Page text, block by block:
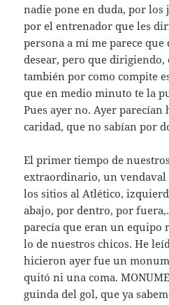
nadie pone en duda, por los
por el entrenador que les
persona a mí me parece que
desear, pero que
también por como compite
que en medio minuto te la
Pues ayer no. Ayer parecían
caridad, que no sabían por
El primer tiempo de
extraordinario, un vendaval
los sitios al Atlético,
abajo, por dentro, por
parecía que eran un equipo
lo de nuestros chicos. He
hicieron ayer fue un
quitó ni una coma.
guinda del gol, que ya